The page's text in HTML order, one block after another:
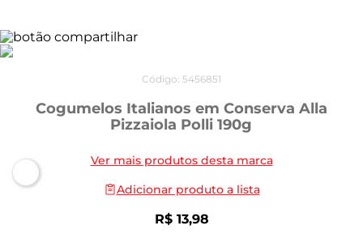
Código: 5456851
Cogumelos Italianos em Conserva Alla
Pizzaiola Polli 190g
Ver mais produtos desta marca
Adicionar produto a lista
R$ 13,98